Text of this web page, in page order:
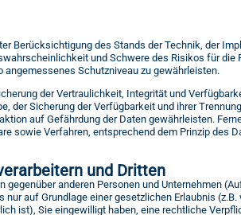
Berücksichtigung des Stands der Technik, der
und Schwere des Risikos für
Schutzniveau zu gewährleisten.
der Vertraulichkeit, Integrität und
der Sicherung der Verfügbarkeit und ihrer
auf Gefährdung der Daten gewährleisten.
sowie Verfahren, entsprechend dem Prinzip
und Dritten
gegenüber anderen Personen und Unternehmen
auf Grundlage einer gesetzlichen Erlaubnis
ist), Sie eingewilligt haben, eine rechtliche